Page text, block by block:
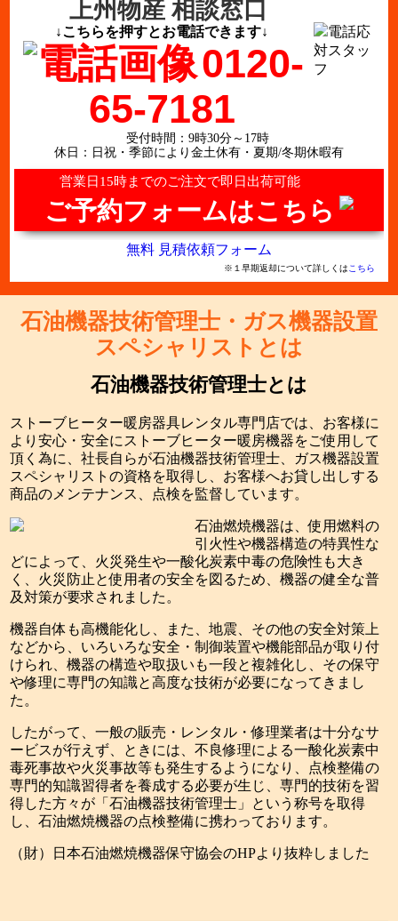
上州物産 相談窓口
営業日15時までのご注文で即日出荷可能
ご予約フォームはこちら
↓こちらを押すとお電話できます↓
0120-
65-7181
受付時間：9時30分～17時
休日：日祝・季節により金土休有・夏期/冬期休暇有
無料 見積依頼フォーム
※１早期返却について詳しくはこちら
石油機器技術管理士・ガス機器設置
スペシャリストとは
石油機器技術管理士とは
ストーブヒーター暖房器具レンタル専門店では、お客様に
より安心・安全にストーブヒーター暖房機器をご使用して
頂く為に、社長自らが石油機器技術管理士、ガス機器設置
スペシャリストの資格を取得し、お客様へお貸し出しする
商品のメンテナンス、点検を監督しています。
石油燃焼機器は、使用燃料の
引火性や機器構造の特異性な
どによって、火災発生や一酸化炭素中毒の危険性も大き
く、火災防止と使用者の安全を図るため、機器の健全な普
及対策が要求されました。
機器自体も高機能化し、また、地震、その他の安全対策上
などから、いろいろな安全・制御装置や機能部品が取り付
けられ、機器の構造や取扱いも一段と複雑化し、その保守
や修理に専門の知識と高度な技術が必要になってきまし
た。
したがって、一般の販売・レンタル・修理業者は十分なサ
ービスが行えず、ときには、不良修理による一酸化炭素中
毒死事故や火災事故等も発生するようになり、点検整備の
専門的知識習得者を養成する必要が生じ、専門的技術を習
得した方々が「石油機器技術管理士」という称号を取得
し、石油燃焼機器の点検整備に携わっております。
（財）日本石油燃焼機器保守協会のHPより抜粋しました